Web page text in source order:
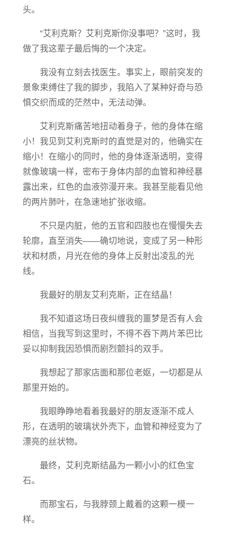
头。
“艾利克斯？艾利克斯你没事吧？”这时，我
做了我这辈子最后悔的一个决定。
我没有立刻去找医生。事实上，眼前突发的
景象束缚住了我的脚步，我陷入了某种好奇与恐
惧交织而成的茫然中，无法动弹。
艾利克斯痛苦地扭动着身子，他的身体在缩
小！我见到艾利克斯时的直觉是对的，他确实在
缩小！在缩小的同时，他的身体逐渐透明，变得
就像玻璃一样，密布于身体内部的血管和神经暴
露出来，红色的血液弥漫开来。我甚至能看见他
的两片肺叶，在急速地扩张收缩。
不只是内脏，他的五官和四肢也在慢慢失去
轮廓，直至消失——确切地说，变成了另一种形
状和材质，月光在他的身体上反射出凌乱的光
线。
我最好的朋友艾利克斯，正在结晶！
我不知道这场日夜纠缠我的噩梦是否有人会
相信，当我写到这里时，不得不吞下两片苯巴比
妥以抑制我因恐惧而剧烈颤抖的双手。
我想起了那家店面和那位老妪，一切都是从
那里开始的。
我眼睁睁地看着我最好的朋友逐渐不成人
形，在透明的玻璃状外壳下，血管和神经变为了
漂亮的丝状物。
最终，艾利克斯结晶为一颗小小的红色宝
石。
而那宝石，与我脖颈上戴着的这颗一模一
样。